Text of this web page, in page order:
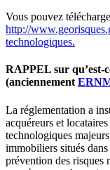
Vous pouvez
http://
technologiques.
RAPPEL sur qu’est-
(anciennement
La réglementation a
acquéreurs et
technologiques
immobiliers situés
prévention des risques